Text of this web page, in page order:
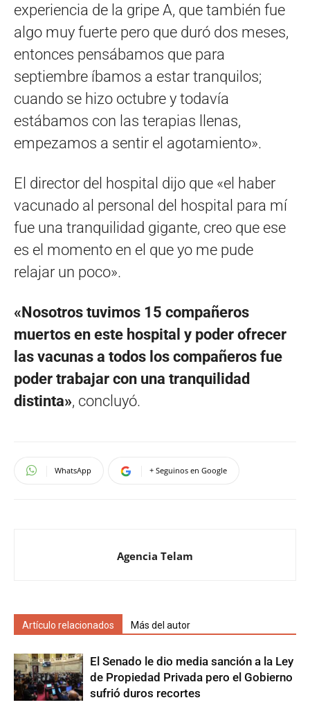
experiencia de la gripe A, que también fue
algo muy fuerte pero que duró dos meses,
entonces pensábamos que para
septiembre íbamos a estar tranquilos;
cuando se hizo octubre y todavía
estábamos con las terapias llenas,
empezamos a sentir el agotamiento».
El director del hospital dijo que «el haber
vacunado al personal del hospital para mí
fue una tranquilidad gigante, creo que ese
es el momento en el que yo me pude
relajar un poco».
«Nosotros tuvimos 15 compañeros
muertos en este hospital y poder ofrecer
las vacunas a todos los compañeros fue
poder trabajar con una tranquilidad
distinta», concluyó.
WhatsApp + Seguinos en Google
Agencia Telam
Artículo relacionados Más del autor
El Senado le dio media sanción a la Ley
de Propiedad Privada pero el Gobierno
sufrió duros recortes